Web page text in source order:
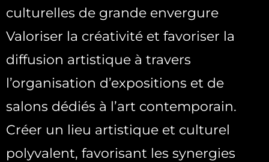
culturelles de grande envergure
Valoriser la créativité et favoriser la
diffusion artistique à travers
l’organisation d’expositions et de
salons dédiés à l’art contemporain.
Créer un lieu artistique et culturel
polyvalent, favorisant les synergies